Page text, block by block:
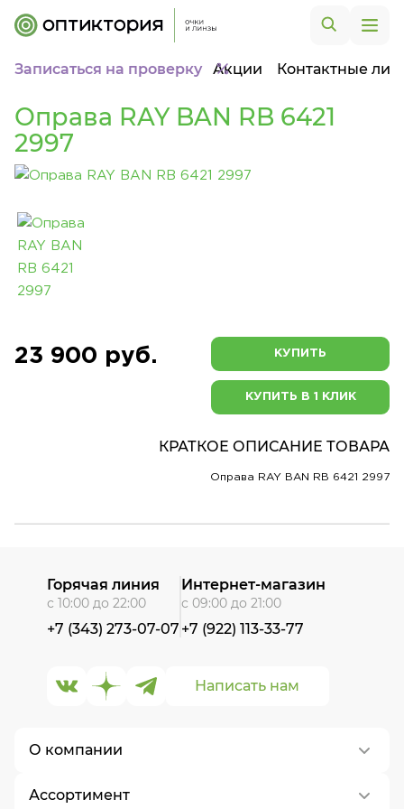
Записаться на проверку Акции Контактные
Оправа RAY BAN RB 6421
2997
23 900 руб. КУПИТЬ
КУПИТЬ В 1 КЛИК
КРАТКОЕ ОПИСАНИЕ ТОВАРА
Оправа RAY BAN RB 6421 2997
О компании
О нас
Ассортимент
Написать нам
Горячая линия
с 10:00 до 22:00
+7 (343) 273-07-07
Интернет-магазин
с 09:00 до 21:00
+7 (922) 113-33-77